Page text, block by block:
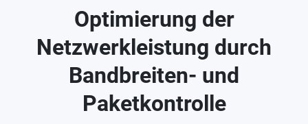
Optimierung der
Netzwerkleistung durch
Bandbreiten- und
Paketkontrolle